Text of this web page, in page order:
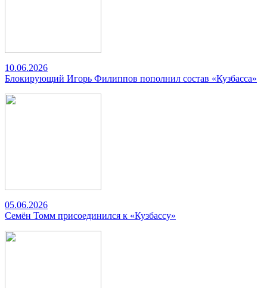
10.06.2026
Блокирующий Игорь Филиппов пополнил состав «Кузбасса»
05.06.2026
Семён Томм присоединился к «Кузбассу»